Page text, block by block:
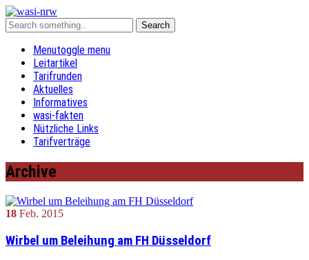
Menutoggle menu
Leitartikel
Tarifrunden
Aktuelles
Informatives
wasi-fakten
Nützliche Links
Tarifverträge
Archive
18 Feb. 2015
Wirbel um Beleihung am FH Düsseldorf